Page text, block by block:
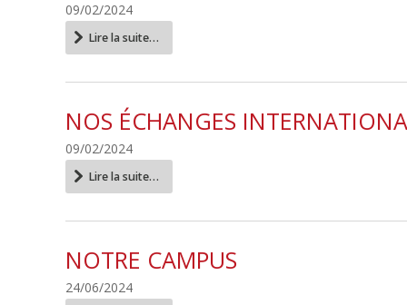
09/02/2024
Mot
d'accueil
Lire la suite…
NOS ÉCHANGES
09/02/2024
Nos
échanges
-
Lire la suite…
NOTRE CAMPUS
24/06/2024